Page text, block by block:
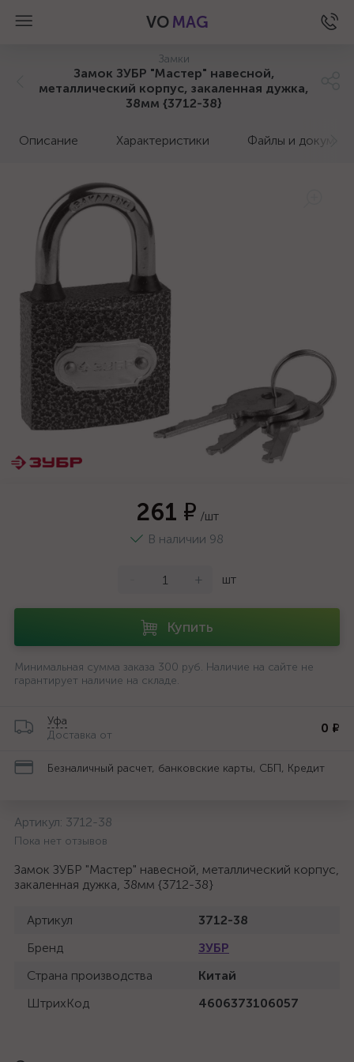
VO MAG
Замки
Замок ЗУБР "Мастер" навесной,
металлический корпус, закаленная дужка,
38мм {3712-38}
Описание Характеристики Файлы и
261 ₽ /шт
В наличии 98
+ шт
Купить
Минимальная сумма заказа 300 руб. Наличие на сайте не
гарантирует наличие на складе.
Уфа
Доставка от
0 ₽
Безналичный расчет, банковские карты, СБП, Кредит
Артикул: 3712-38
Пока нет отзывов
Замок ЗУБР "Мастер" навесной, металлический корпус,
закаленная дужка, 38мм {3712-38}
Артикул
3712-38
Бренд
ЗУБР
Страна производства
Китай
ШтрихКод
4606373106057